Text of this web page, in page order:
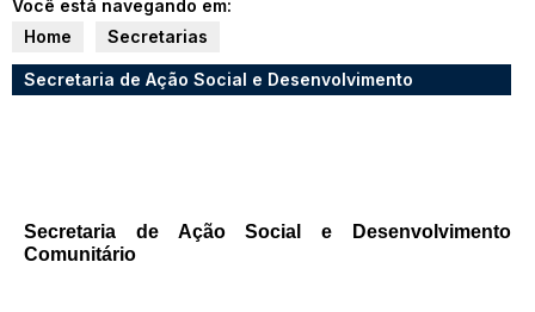
Você está navegando em:
Home
Secretarias
Secretaria de Ação Social e Desenvolvimento
Secretaria de Ação Social e Desenvolvimento
Comunitário